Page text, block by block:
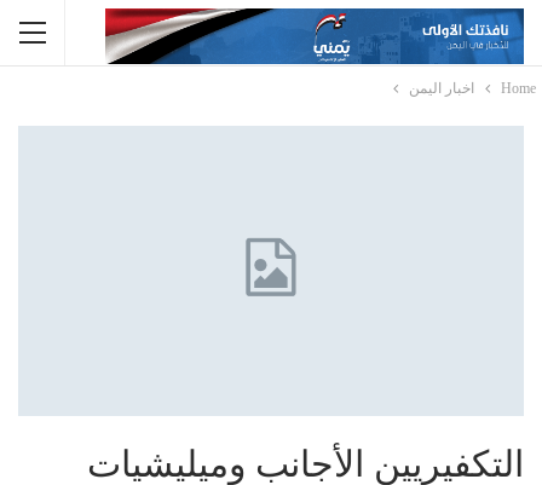
Home اخبار اليمن
التكفيريين الأجانب وميليشيات